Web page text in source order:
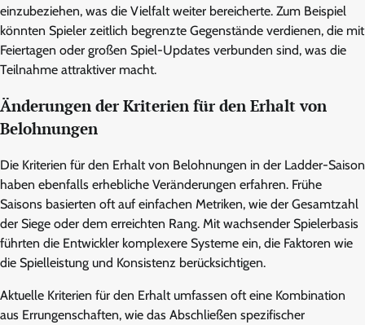
einzubeziehen, was die Vielfalt weiter bereicherte. Zum Beispiel
könnten Spieler zeitlich begrenzte Gegenstände verdienen, die mit
Feiertagen oder großen Spiel-Updates verbunden sind, was die
Teilnahme attraktiver macht.
Änderungen der Kriterien für den Erhalt von
Belohnungen
Die Kriterien für den Erhalt von Belohnungen in der Ladder-Saison
haben ebenfalls erhebliche Veränderungen erfahren. Frühe
Saisons basierten oft auf einfachen Metriken, wie der Gesamtzahl
der Siege oder dem erreichten Rang. Mit wachsender Spielerbasis
führten die Entwickler komplexere Systeme ein, die Faktoren wie
die Spielleistung und Konsistenz berücksichtigen.
Aktuelle Kriterien für den Erhalt umfassen oft eine Kombination
aus Errungenschaften, wie das Abschließen spezifischer